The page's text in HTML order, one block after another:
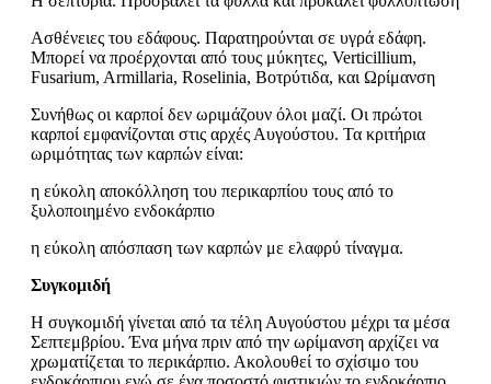
Ασθένειες του εδάφους. Παρατηρούνται σε υγρά εδάφη.
Μπορεί να προέρχονται από τους μύκητες, Verticillium,
Fusarium, Armillaria, Roselinia, Βοτρύτιδα, και Ωρίμανση
Συνήθως οι καρποί δεν ωριμάζουν όλοι μαζί. Οι πρώτοι
καρποί εμφανίζονται στις αρχές Αυγούστου. Τα κριτήρια
ωριμότητας των καρπών είναι:
η εύκολη αποκόλληση του περικαρπίου τους από το
ξυλοποιημένο ενδοκάρπιο
η εύκολη απόσπαση των καρπών με ελαφρύ τίναγμα.
Συγκομιδή
Η συγκομιδή γίνεται από τα τέλη Αυγούστου μέχρι τα μέσα
Σεπτεμβρίου. Ένα μήνα πριν από την ωρίμανση αρχίζει να
χρωματίζεται το περικάρπιο. Ακολουθεί το σχίσιμο του